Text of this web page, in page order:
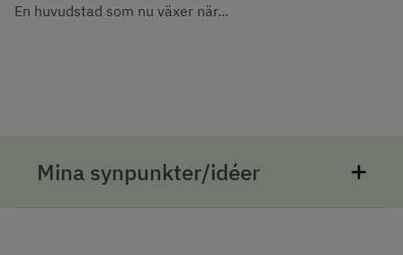
En huvudstad som nu växer när...
Mina synpunkter/idéer